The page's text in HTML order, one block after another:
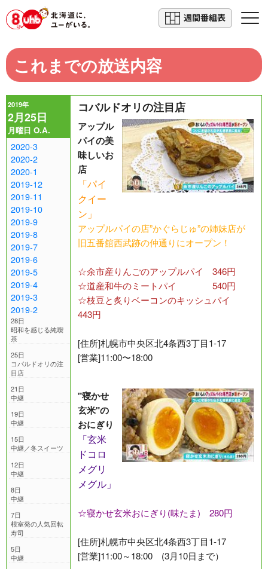
週間番組表
これまでの放送内容
2019年
2月25日
月曜日 O.A.
2020-3
2020-2
2020-1
2019-12
2019-11
2019-10
2019-9
2019-8
2019-7
2019-6
2019-5
2019-4
2019-3
2019-2
28日
昭和を感じる純喫
茶
25日
コバルドオリの注
目店
21日
中継
19日
中継
15日
中継／冬スイーツ
12日
中継
8日
中継
7日
根室発の人気回転
寿司
5日
中継
コバルドオリの注目店
アップル
パイの美
味しいお
店
「パイ
クイー
ン」
アップルパイの店”かぐらじゅ”の姉妹店が
旧五番舘西武跡の仲通りにオープン！
☆余市産りんごのアップルパイ 346円
☆道産和牛のミートパイ 540円
☆枝豆と炙りベーコンのキッシュパイ
443円
[住所]札幌市中央区北4条西3丁目1-17
[営業]11:00〜18:00
"寝かせ
玄米"の
おにぎり
「玄米
ドコロ
メグリ
メグル」
☆寝かせ玄米おにぎり(味たま) 280円
[住所]札幌市中央区北4条西3丁目1-17
[営業]11:00～18:00 (3月10日まで）